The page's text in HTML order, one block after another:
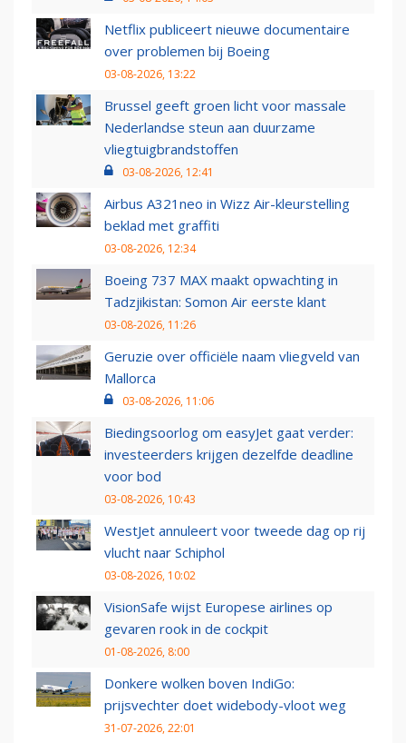
Netflix publiceert nieuwe documentaire
over problemen bij Boeing
03-08-2026, 13:22
Brussel geeft groen licht voor massale
Nederlandse steun aan duurzame
vliegtuigbrandstoffen
03-08-2026, 12:41
Airbus A321neo in Wizz Air-kleurstelling
beklad met graffiti
03-08-2026, 12:34
Boeing 737 MAX maakt opwachting in
Tadzjikistan: Somon Air eerste klant
03-08-2026, 11:26
Geruzie over officiële naam vliegveld van
Mallorca
03-08-2026, 11:06
Biedingsoorlog om easyJet gaat verder:
investeerders krijgen dezelfde deadline
voor bod
03-08-2026, 10:43
WestJet annuleert voor tweede dag op rij
vlucht naar Schiphol
03-08-2026, 10:02
VisionSafe wijst Europese airlines op
gevaren rook in de cockpit
01-08-2026, 8:00
Donkere wolken boven IndiGo:
prijsvechter doet widebody-vloot weg
31-07-2026, 22:01